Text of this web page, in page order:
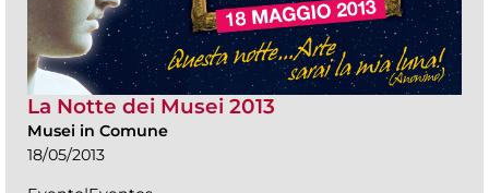
La Notte dei Musei 2013
Musei in Comune
18/05/2013